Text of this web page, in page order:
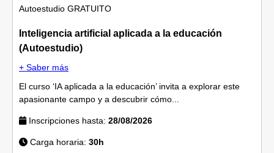
Autoestudio GRATUITO
Inteligencia artificial aplicada a la educación
(Autoestudio)
+ Saber más
El curso ‘IA aplicada a la educación’ invita a explorar este
apasionante campo y a descubrir cómo...
Inscripciones hasta: 28/08/2026
Carga horaria: 30h